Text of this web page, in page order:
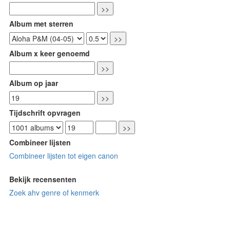
Album met sterren
Album x keer genoemd
Album op jaar
Tijdschrift opvragen
Combineer lijsten
Combineer lijsten tot eigen canon
Bekijk recensenten
Zoek ahv genre of kenmerk